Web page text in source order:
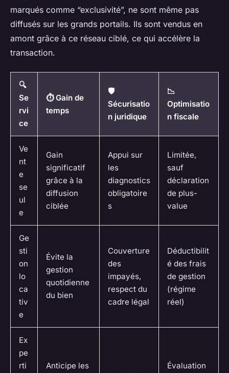
marqués comme “exclusivité”, ne sont même pas
diffusés sur les grands portails. Ils sont vendus en
amont grâce à ce réseau ciblé, ce qui accélère la
transaction.
🔍
Se
rvi
ce
⏱️ Gain de
temps
🛡️
Sécurisatio
n juridique
📉
Optimisatio
n fiscale
Ve
nt
e
se
ul
e
Gain
significatif
grâce à la
diffusion
ciblée
Appui sur
les
diagnostics
obligatoire
s
Limitée,
sauf
déclaration
de plus-
value
Ge
sti
on
lo
ca
tiv
e
Évite la
gestion
quotidienne
du bien
Couverture
des
impayés,
respect du
cadre légal
Déductibilit
é des frais
de gestion
(régime
réel)
Ex
pe
rti
Anticipe les
Évaluation